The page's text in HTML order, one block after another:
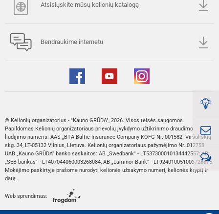
Atsisiųskite mūsų kelionių katalogą
Bendraukime internetu
© Kelionių organizatorius - "Kauno GRŪDA", 2026. Visos teisės saugomos.
Papildomas Kelionių organizatoriaus prievolių įvykdymo užtikrinimo draudimo
liudijimo numeris: AAS „BTA Baltic Insurance Company KOFG Nr. 001582. Viršuliškių
skg. 34, LT-05132 Vilnius, Lietuva. Kelionių organizatoriaus pažymėjimo Nr. 012758
UAB „Kauno GRŪDA“ banko sąskaitos: AB „Swedbank" - LT537300010134442557; AB
„SEB bankas" - LT407044060003268084; AB „Luminor Bank" - LT924010051003728875.
Mokėjimo paskirtyje prašome nurodyti kelionės užsakymo numerį, kelionės kryptį ir
datą.
Web sprendimas: